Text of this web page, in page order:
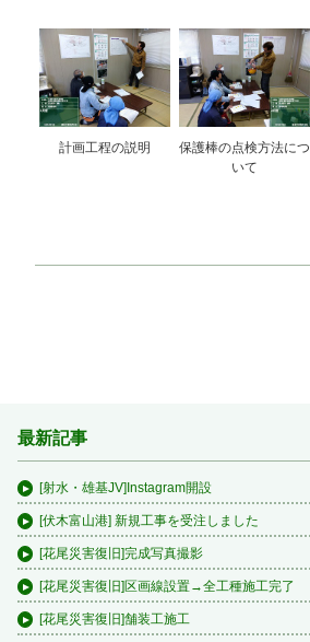
計画工程の説明
保護棒の点検方法につ
いて
最新記事
[射水・雄基JV]Instagram開設
[伏木富山港] 新規工事を受注しました
[花尾災害復旧]完成写真撮影
[花尾災害復旧]区画線設置→全工種施工完了
[花尾災害復旧]舗装工施工